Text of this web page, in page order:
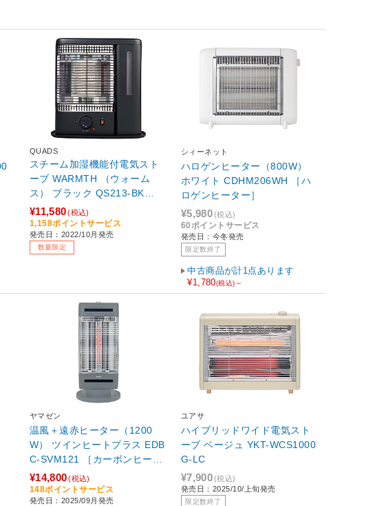
QUADS
スチーム加湿機能付電気スト
ーブ WARMTH （ウォーム
ス） ブラック QS213-BK
［人感センサー付き］ 【sof0
01】
¥11,580(税込)
1,158ポイントサービス
発売日：2022/10月発売
数量限定
シィーネット
ハロゲンヒーター（800W）
ホワイト CDHM206WH ［ハ
ロゲンヒーター］
¥5,980(税込)
60ポイントサービス
発売日：今冬発売
限定数終了
中古商品が計1点あります
¥1,780(税込)～
ヤマゼン
温風＋遠赤ヒーター（1200
W） ツインヒートプラス EDB
C-SVM121 ［カーボンヒータ
ー・シーズヒーター /人感セン
サーなし /首振り機能］
¥14,800(税込)
148ポイントサービス
発売日：2025/09月発売
ユアサ
ハイブリッドワイド電気スト
ーブ ベージュ YKT-WCS1000
G-LC
¥7,900(税込)
発売日：2025/10/上旬発売
限定数終了